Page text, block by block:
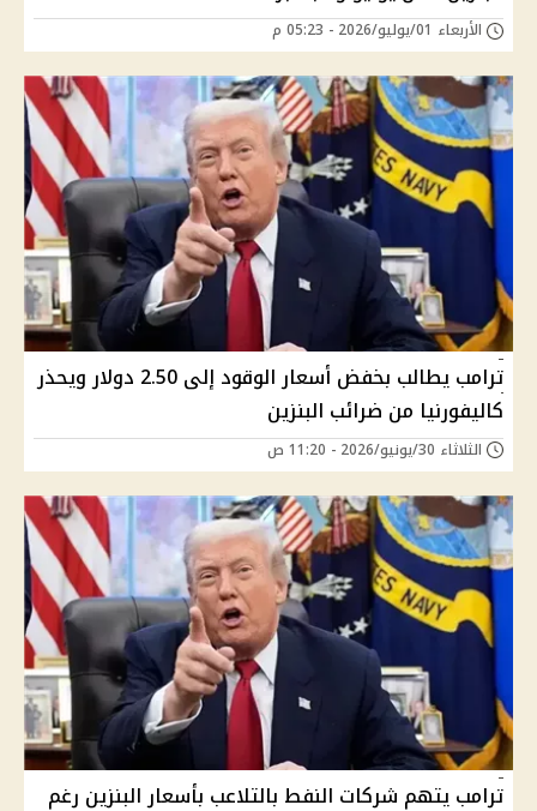
الأربعاء 01/يوليو/2026 - 05:23 م
ترامب يطالب بخفض أسعار الوقود إلى 2.50 دولار ويحذر
كاليفورنيا من ضرائب البنزين
الثلاثاء 30/يونيو/2026 - 11:20 ص
ترامب يتهم شركات النفط بالتلاعب بأسعار البنزين رغم